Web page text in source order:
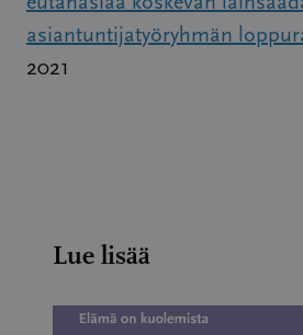
asiantuntijatyöryhmän
2021
Lue lisää